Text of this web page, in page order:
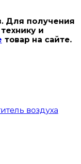
Для получения
и
товар на сайте.
воздуха